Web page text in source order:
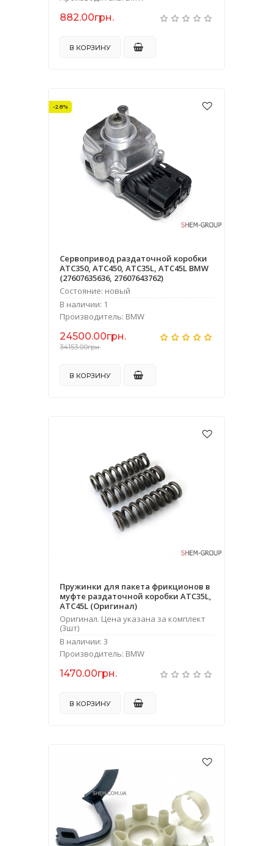
882.00грн.
В КОРЗИНУ
-28%
Сервопривод раздаточной коробки
ATC350, ATC450, ATC35L, ATC45L BMW
(27607635636, 27607643762)
Состояние: новый
В наличии: 1
Производитель: BMW
24500.00грн.
34153.00грн.
В КОРЗИНУ
Пружинки для пакета фрикционов в
муфте раздаточной коробки ATC35L,
ATC45L (Оригинал)
Оригинал. Цена указана за комплект
(3шт)
В наличии: 3
Производитель: BMW
1470.00грн.
В КОРЗИНУ